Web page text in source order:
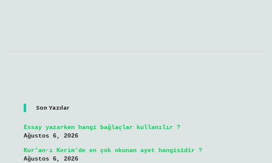
Son Yazılar
Essay yazarken hangi bağlaçlar kullanılır ?
Ağustos 6, 2026
Kur’an-ı Kerim’de en çok okunan ayet hangisidir ?
Ağustos 6, 2026